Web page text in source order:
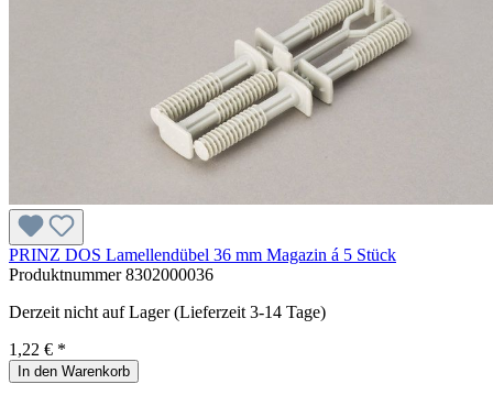
PRINZ DOS Lamellendübel 36 mm Magazin á 5 Stück
Produktnummer8302000036
Derzeit nicht auf Lager (Lieferzeit 3-14 Tage)
1,22 € *
In den Warenkorb